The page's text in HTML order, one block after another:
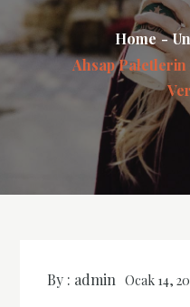
Home
Ahsap
By : admin Ocak 14,